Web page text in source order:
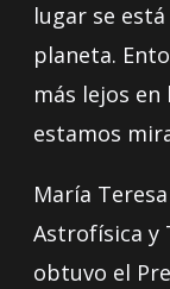
lugar se
planeta.
más lejos
estamos
María
Astrofísica y
obtuvo el